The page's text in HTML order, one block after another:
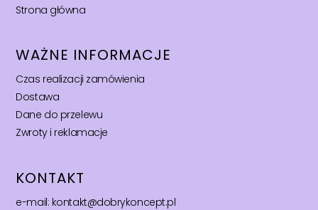
Strona główna
WAŻNE INFORMACJE
Czas realizacji zamówienia
Dostawa
Dane do przelewu
Zwroty i reklamacje
KONTAKT
e-mail: kontakt@dobrykoncept.pl